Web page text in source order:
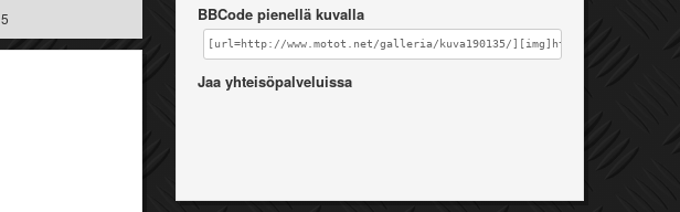
5 BBCode pienellä kuvalla
[url=http://www.motot.net/galleria/kuva190135/][img]http://
Jaa yhteisöpalveluissa